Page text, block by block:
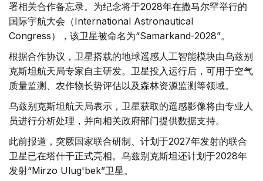
署相关合作备忘录。为纪念将于2028年在撒马尔罕举行的
国际宇航大会（International Astronautical
Congress），该卫星被命名为“Samarkand-2028”。
根据合作协议，卫星搭载的地球遥感人工智能模块由乌兹别
克斯坦航天局专家自主研发。卫星投入运行后，可用于空气
质量监测、农作物长势评估以及森林资源监测等领域。
乌兹别克斯坦航天局表示，卫星获取的遥感影像将由专业人
员进行分析处理，并向相关政府部门提供数据支持。
此前报道，突厥国家联合研制、计划于2027年发射的联合
卫星已在塔什干正式亮相。乌兹别克斯坦还计划于2028年
发射“Mirzo Ulug'bek”卫星。